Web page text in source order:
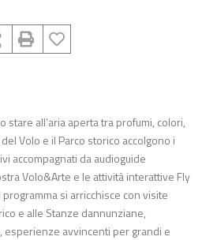
stare all’aria aperta tra profumi, colori,
Volo e il Parco storico accolgono i
accompagnati da audioguide
Volo&Arte e le attività interattive Fly
si arricchisce con visite
e alle Stanze dannunziane,
esperienze avvincenti per grandi e